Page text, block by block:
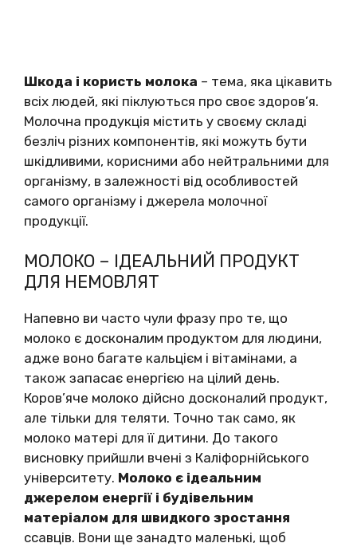
Шкода і користь молока – тема, яка цікавить
всіх людей, які піклуються про своє здоров’я.
Молочна продукція містить у своєму складі
безліч різних компонентів, які можуть бути
шкідливими, корисними або нейтральними для
організму, в залежності від особливостей
самого організму і джерела молочної
продукції.
МОЛОКО – ІДЕАЛЬНИЙ ПРОДУКТ
ДЛЯ НЕМОВЛЯТ
Напевно ви часто чули фразу про те, що
молоко є досконалим продуктом для людини,
адже воно багате кальцієм і вітамінами, а
також запасає енергією на цілий день.
Коров’яче молоко дійсно досконалий продукт,
але тільки для теляти. Точно так само, як
молоко матері для її дитини. До такого
висновку прийшли вчені з Каліфорнійського
університету. Молоко є ідеальним
джерелом енергії і будівельним
матеріалом для швидкого зростання
ссавців. Вони ще занадто маленькі, щоб